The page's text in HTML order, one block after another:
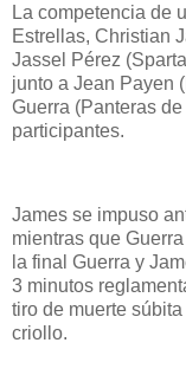
La competencia de
Estrellas, Christian
Jassel Pérez
junto a Jean Payen
Guerra (Panteras
participantes.
James se impuso
mientras que
la final Guerra y
3 minutos
tiro de muerte
criollo.